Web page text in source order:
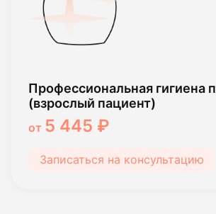
Профессиональная гигиена
(взрослый пациент)
от 5 445 ₽
Записаться на консультацию